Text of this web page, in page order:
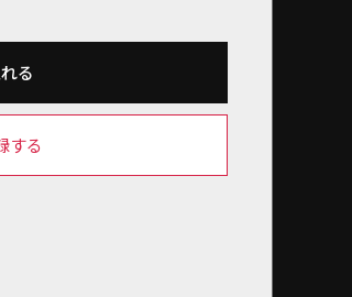
る
する